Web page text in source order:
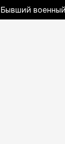
Бывший